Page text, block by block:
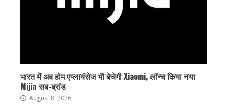
भारत में अब होम एप्लायंसेज भी बेचेगी Xiaomi, लॉन्च किया नया
Mijia सब-ब्रांड
August 8, 2026